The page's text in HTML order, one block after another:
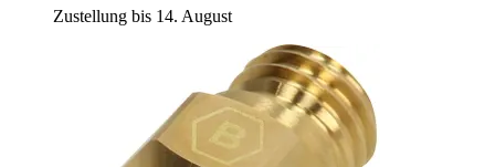
Zustellung bis 14. August